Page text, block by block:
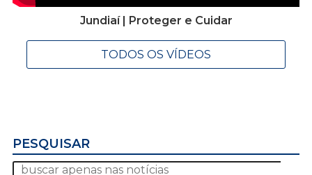
Jundiaí | Proteger e Cuidar
TODOS OS VÍDEOS
PESQUISAR